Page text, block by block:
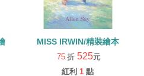
MISS IRWIN/精裝繪本
75 折 525元
紅利 1 點